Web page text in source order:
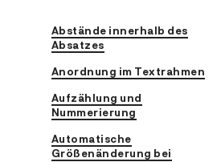
Abstände innerhalb des
Absatzes
Anordnung im Textrahmen
Aufzählung und
Nummerierung
Automatische
Größenänderung bei